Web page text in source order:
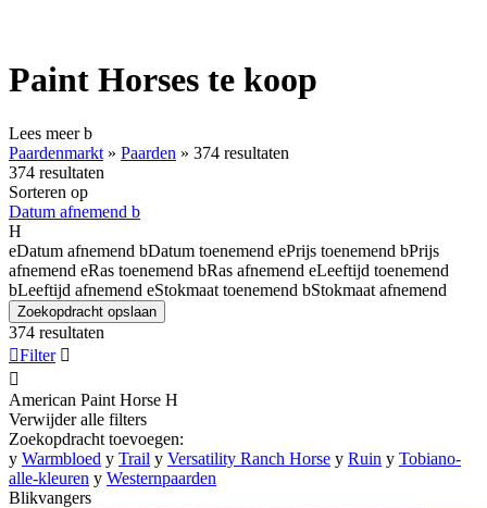
Paint Horses te koop
Lees meerb
Paardenmarkt » Paarden » 374 resultaten
374 resultaten
Sorteren op
Datum afnemend b
H
eDatum afnemend bDatum toenemend ePrijs toenemend bPrijs
afnemend eRas toenemend bRas afnemend eLeeftijd toenemend
bLeeftijd afnemend eStokmaat toenemend bStokmaat afnemend
Zoekopdracht opslaan
374 resultaten
Filter 

American Paint Horse H
Verwijder alle filters
Zoekopdracht toevoegen:
y Warmbloed y Trail y Versatility Ranch Horse y Ruin y Tobiano-
alle-kleuren y Westernpaarden
Blikvangers